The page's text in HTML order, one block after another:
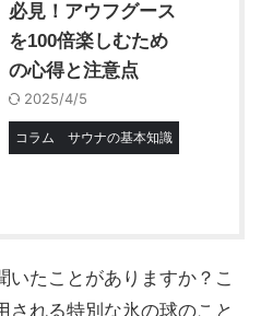
必見！アウフグース
を100倍楽しむため
の心得と注意点
2025/4/5
コラム サウナの基本知識
いたことがありますか？こ
される特別な氷の球のこと